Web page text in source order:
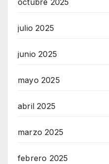
octubre 2025
julio 2025
junio 2025
mayo 2025
abril 2025
marzo 2025
febrero 2025